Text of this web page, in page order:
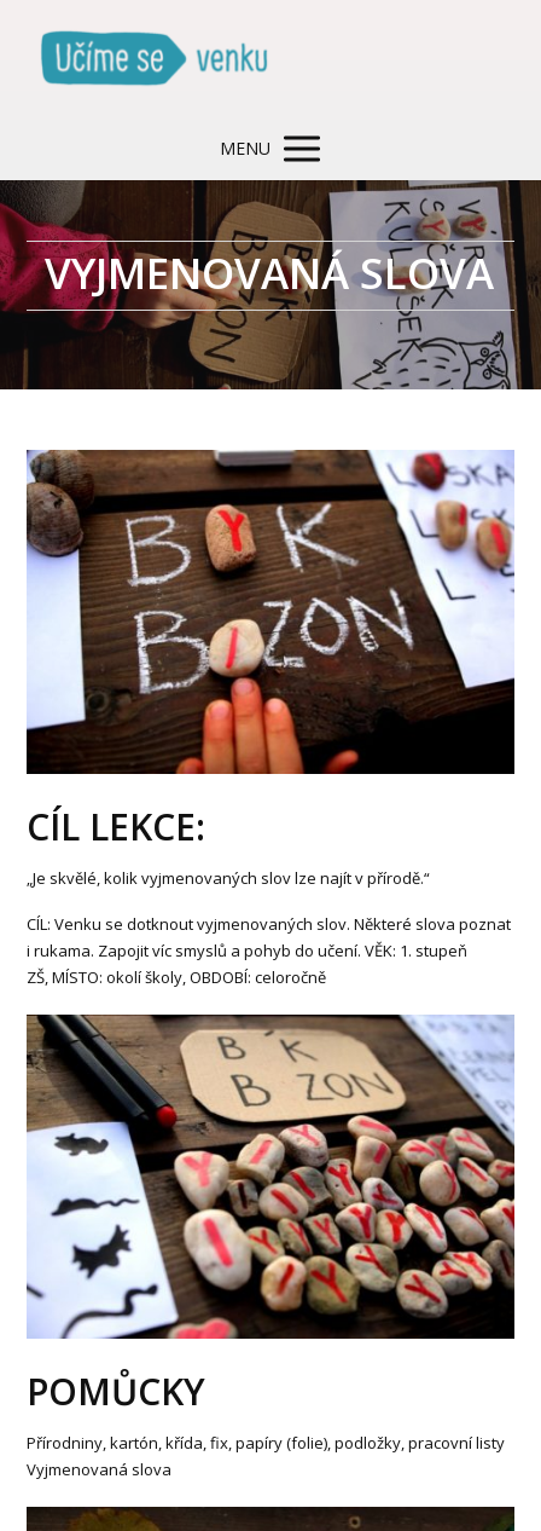
MENU
VYJMENOVANÁ SLOVA
CÍL LEKCE:
„Je skvělé, kolik vyjmenovaných slov lze najít v přírodě.“
CÍL: Venku se dotknout vyjmenovaných slov. Některé slova poznat
i rukama. Zapojit víc smyslů a pohyb do učení. VĚK: 1. stupeň
ZŠ, MÍSTO: okolí školy, OBDOBÍ: celoročně
POMŮCKY
Přírodniny, kartón, křída, fix, papíry (folie), podložky, pracovní listy
Vyjmenovaná slova